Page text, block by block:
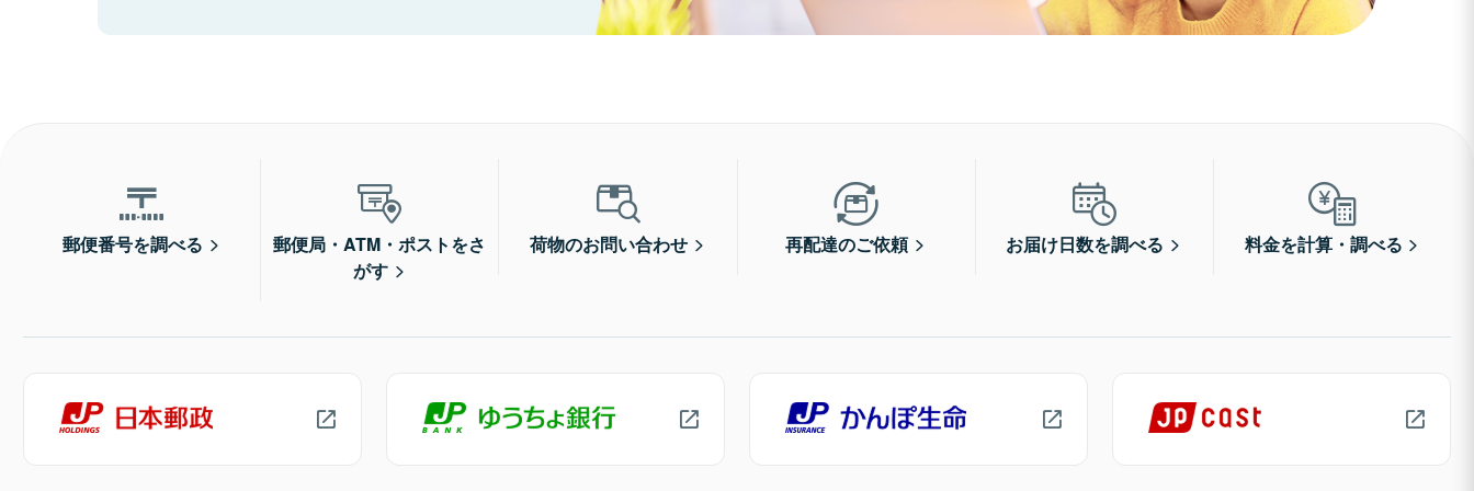
郵便番号を調べる
郵便局・ATM・ポストをさ
がす
荷物のお問い合わせ 再配達のご依頼 お届け日数を調べる 料金を計算・調べる